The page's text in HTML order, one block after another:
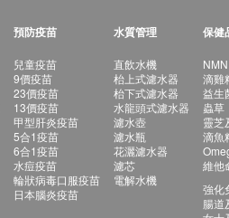
預防疫苗
兒童疫苗
9價疫苗
23價疫苗
13價疫苗
甲型肝炎疫苗
5合1疫苗
6合1疫苗
水痘疫苗
輪狀病毒口服疫苗
日本腦炎疫苗
水質管理
直飲水機
枱上式濾水器
枱下式濾水器
水龍頭式濾水器
濾水壺
濾水瓶
花灑濾水器
濾芯
電解水機
保健
NMN
滴雞
益生
蟲草
靈芝
滴魚
維他
強化
腸道